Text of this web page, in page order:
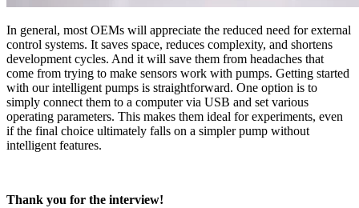
In general, most OEMs will appreciate the reduced need for external
control systems. It saves space, reduces complexity, and shortens
development cycles. And it will save them from headaches that
come from trying to make sensors work with pumps. Getting started
with our intelligent pumps is straightforward. One option is to
simply connect them to a computer via USB and set various
operating parameters. This makes them ideal for experiments, even
if the final choice ultimately falls on a simpler pump without
intelligent features.
Thank you for the interview!